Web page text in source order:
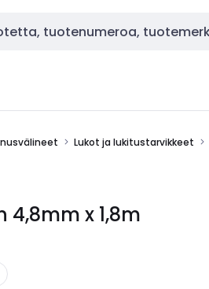
Lukot ja lukitustarvikkeet
4,8mm x 1,8m